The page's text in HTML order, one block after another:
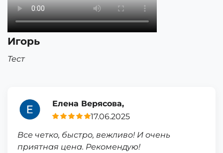
Игорь
Тест
Елена Верясова,
17.06.2025
Все четко, быстро, вежливо! И очень
приятная цена. Рекомендую!